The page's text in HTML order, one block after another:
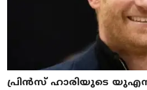
പ്രിൻസ് ഹാരിയുടെ